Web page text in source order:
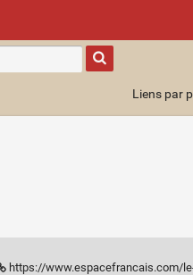
Type 1 or
more
characters
results.
Liens par
https://www.espacefrancais.com/